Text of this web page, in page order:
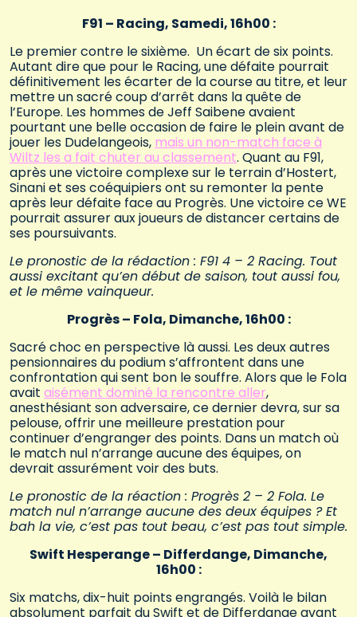
F91 – Racing, Samedi, 16h00 :
Le premier contre le sixième. Un écart de six points.
Autant dire que pour le Racing, une défaite pourrait
définitivement les écarter de la course au titre, et leur
mettre un sacré coup d’arrêt dans la quête de
l’Europe. Les hommes de Jeff Saibene avaient
pourtant une belle occasion de faire le plein avant de
jouer les Dudelangeois, mais un non-match face à
Wiltz les a fait chuter au classement. Quant au F91,
après une victoire complexe sur le terrain d’Hostert,
Sinani et ses coéquipiers ont su remonter la pente
après leur défaite face au Progrès. Une victoire ce WE
pourrait assurer aux joueurs de distancer certains de
ses poursuivants.
Le pronostic de la rédaction : F91 4 – 2 Racing. Tout
aussi excitant qu’en début de saison, tout aussi fou,
et le même vainqueur.
Progrès – Fola, Dimanche, 16h00 :
Sacré choc en perspective là aussi. Les deux autres
pensionnaires du podium s’affrontent dans une
confrontation qui sent bon le souffre. Alors que le Fola
avait aisément dominé la rencontre aller,
anesthésiant son adversaire, ce dernier devra, sur sa
pelouse, offrir une meilleure prestation pour
continuer d’engranger des points. Dans un match où
le match nul n’arrange aucune des équipes, on
devrait assurément voir des buts.
Le pronostic de la réaction : Progrès 2 – 2 Fola. Le
match nul n’arrange aucune des deux équipes ? Et
bah la vie, c’est pas tout beau, c’est pas tout simple.
Swift Hesperange – Differdange, Dimanche,
16h00 :
Six matchs, dix-huit points engrangés. Voilà le bilan
absolument parfait du Swift et de Differdange avant